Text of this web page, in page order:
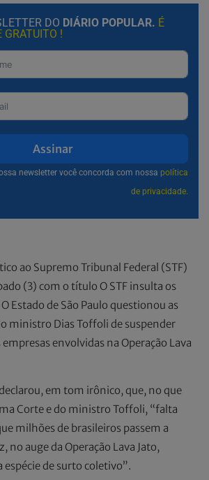
DO DIÁRIO POPULAR. É
GRATUITO !
Assinar
newsletter você concorda com nossa política
de privacidade.
ao Supremo Tribunal Federal (STF)
(3) com o título O STF insulta os
Estado de São Paulo questionou as
ministro Dias Toffoli de suspender
envolvidas na Operação Lava
em tom irônico, que, no que
Corte e do ministro Toffoli, “falta
milhões de brasileiros passem a
no auge da Operação Lava Jato,
de surto coletivo”.